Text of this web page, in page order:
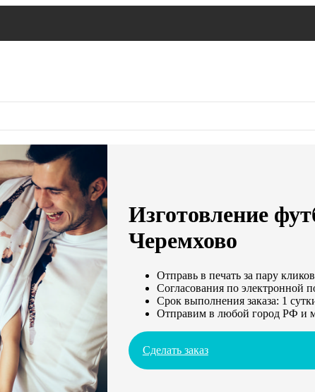
Изготовление
Черемхово
Отправь в печать за пару
Согласования по электронной
Срок выполнения заказа: 1
Отправим в любой город РФ и
Сделать заказ